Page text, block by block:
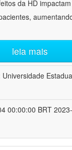
da HD
leia mais
Universidade
00:00:00 BRT